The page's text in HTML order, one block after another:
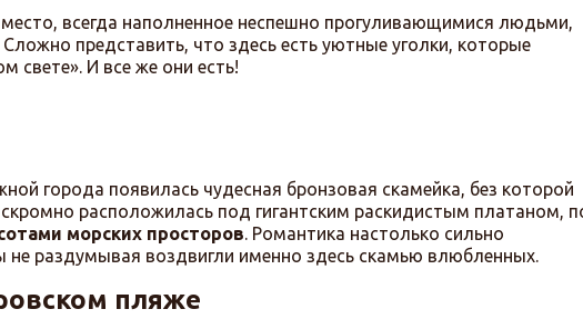
всегда наполненное неспешно прогуливающимися людьми,
представить, что здесь есть уютные уголки, которые
свете». И все же они есть!
города появилась чудесная бронзовая скамейка, без которой
расположилась под гигантским раскидистым платаном,
морских просторов. Романтика настолько сильно
не раздумывая воздвигли именно здесь скамью влюбленных.
пляже